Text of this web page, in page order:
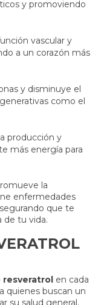
y promoviendo
vascular y
a un corazón más
y disminuye el
como el
producción y
más energía para
la
enfermedades
que te
de tu vida.
resveratrol en cada
quienes buscan un
su salud general.